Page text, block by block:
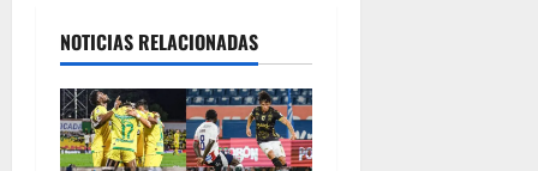
NOTICIAS RELACIONADAS